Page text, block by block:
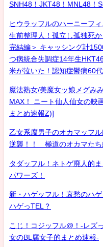
SNH48！JKT48！MNL48！
ヒウラッフルのハーニーフ
生前整理人！孤立し孤独死
完結編＞ キャッシング計
つ病統合失調症14年生
米が泣いた！認知症鬱病60
魔法熟女/美魔女ッ娘メグみ
MAX！ ニート仙人仙女の映
まとめ速報Z)]
乙女系腐男子のオカマッフ
逆襲！！ 極道のオカマたち
タダッフル！ネトゲ廃人的
パワーズ！
新・ハゲッフル！哀愁のハ
ハゲっTEL？
こじ！コジッフル@！-レズ
女のBL腐女子的まとめ速報-